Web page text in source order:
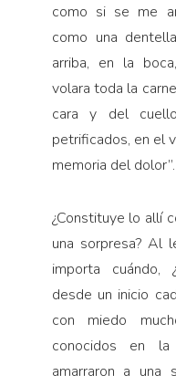
como si se me
como una
arriba, en la
volara toda la
cara y del
petrificados, en el
memoria del dolor”.
¿Constituye lo allí
una sorpresa? Al
importa cuándo,
desde un inicio
con miedo
conocidos en
amarraron a una